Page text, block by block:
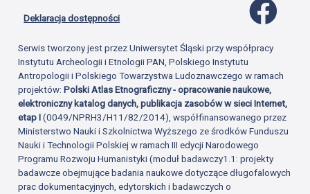
Deklaracja dostępności
Serwis tworzony jest przez Uniwersytet Śląski przy współpracy
Instytutu Archeologii i Etnologii PAN, Polskiego Instytutu
Antropologii i Polskiego Towarzystwa Ludoznawczego w ramach
projektów:Polski Atlas Etnograficzny - opracowanie naukowe,
elektroniczny katalog danych, publikacja zasobów w sieci Internet,
etap I(0049/NPRH3/H11/82/2014), współfinansowanego przez
Ministerstwo Nauki i Szkolnictwa Wyższego ze środków Funduszu
Nauki i Technologii Polskiej w ramach III edycji Narodowego
Programu Rozwoju Humanistyki (moduł badawczy1.1: projekty
badawcze obejmujące badania naukowe dotyczące długofalowych
prac dokumentacyjnych, edytorskich i badawczych o